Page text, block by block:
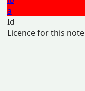
a
Id
Licence for this note